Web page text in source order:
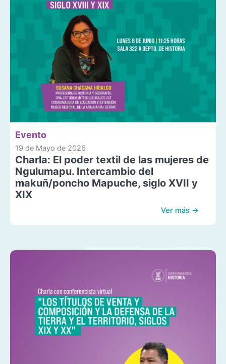
Evento
19 de Mayo de 2026
Charla: El poder textil de las mujeres de
Ngulumapu. Intercambio del
makuñ/poncho Mapuche, siglo XVII y
XIX
Ver más →